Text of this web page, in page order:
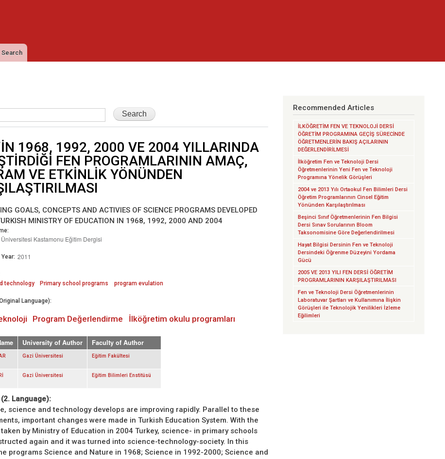
Search
1968, 1992, 2000 VE 2004 YILLARINDA
FEN PROGRAMLARININ AMAÇ,
VE ETKİNLİK YÖNÜNDEN
GOALS, CONCEPTS AND ACTIVIES OF SCIENCE PROGRAMS DEVELOPED
MINISTRY OF EDUCATION IN 1968, 1992, 2000 AND 2004
Kastamonu Eğitim Dergisi
2011
technology
Primary school programs program evulation
Language):
Program Değerlendirme İlköğretim okulu programları
University of Author Faculty of Author
Gazi Üniversitesi Eğitim Fakültesi
Gazi Üniversitesi Eğitim Bilimleri Enstitüsü
Language):
science and technology develops are improving rapidly. Parallel to these
important changes were made in Turkish Education System. With the
by Ministry of Education in 2004 Turkey, science- in primary schools
again and it was turned into science-technology-society. In this
programs Science and Nature in 1968; Science in 1992-2000; Science and
Recommended Articles
İLKÖĞRETİM FEN VE TEKNOLOJİ DERSİ
ÖĞRETİM PROGRAMINA GEÇİŞ SÜRECİNDE
ÖĞRETMENLERİN BAKIŞ AÇILARININ
DEĞERLENDİRİLMESİ
İlköğretim Fen ve Teknoloji Dersi
Öğretmenlerinin Yeni Fen ve Teknoloji
Programına Yönelik Görüşleri
2004 ve 2013 Yılı Ortaokul Fen Bilimleri Dersi
Öğretim Programlarının Cinsel Eğitim
Yönünden Karşılaştırılması
Beşinci Sınıf Öğretmenlerinin Fen Bilgisi
Dersi Sınav Sorularının Bloom
Taksonomisine Göre Değerlendirilmesi
Hayat Bilgisi Dersinin Fen ve Teknoloji
Dersindeki Öğrenme Düzeyini Yordama
Gücü
2005 VE 2013 YILI FEN DERSİ ÖĞRETİM
PROGRAMLARININ KARŞILAŞTIRILMASI
Fen ve Teknoloji Dersi Öğretmenlerinin
Laboratuvar Şartları ve Kullanımına İlişkin
Görüşleri ile Teknolojik Yenilikleri İzleme
Eğilimleri